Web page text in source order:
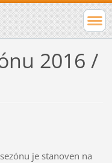
2016 /
je stanoven na